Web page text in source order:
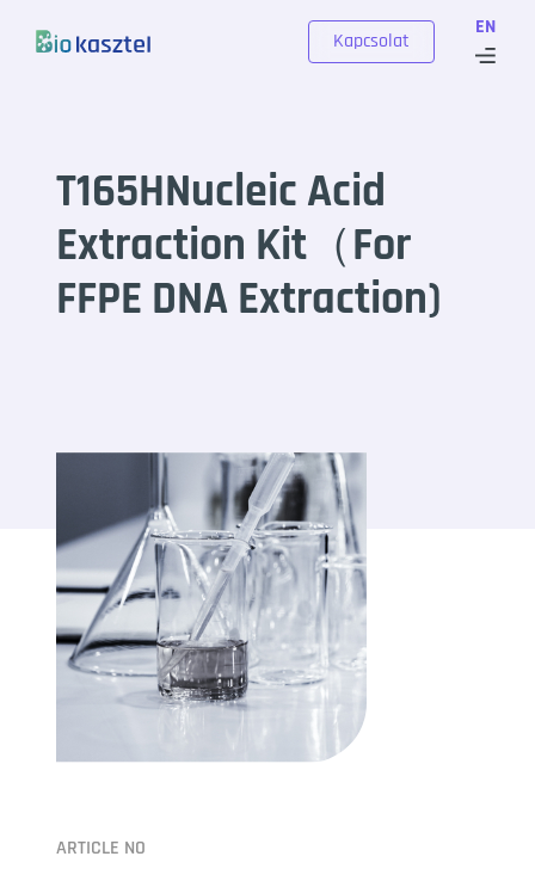
EN
Kapcsolat
T165HNucleic Acid
Extraction Kit（For
FFPE DNA Extraction)
ARTICLE NO